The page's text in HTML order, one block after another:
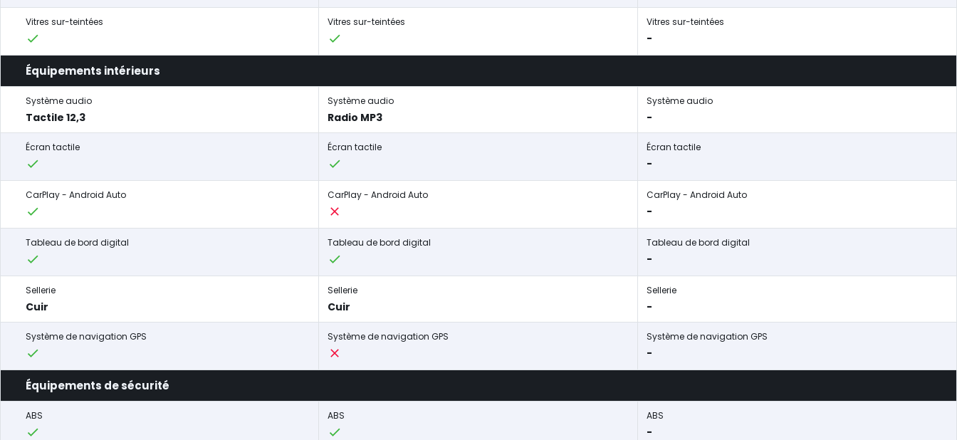
Vitres sur-teintées Vitres sur-teintées Vitres sur-teintées
-
Équipements intérieurs
Système audio
Tactile 12,3
Système audio
Radio MP3
Système audio
-
Écran tactile Écran tactile Écran tactile
-
CarPlay - Android Auto CarPlay - Android Auto CarPlay - Android Auto
-
Tableau de bord digital Tableau de bord digital Tableau de bord digital
-
Sellerie
Cuir
Sellerie
Cuir
Sellerie
-
Système de navigation GPS Système de navigation GPS Système de navigation GPS
-
Équipements de sécurité
ABS ABS ABS
-